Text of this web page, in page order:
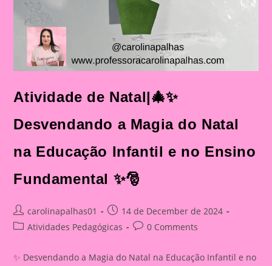
Atividade de Natal|🎄✨
Desvendando a Magia do Natal
na Educação Infantil e no Ensino
Fundamental ✨🎅
Post
author:
carolinapalhas01
Post
published:
14 de December de 2024
PostAtividades Pedagógicas
Post0 Comments
✨ Desvendando a Magia do Natal na Educação Infantil e no